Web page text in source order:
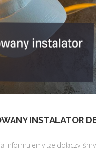
INSTALATOR
informujemy ,że